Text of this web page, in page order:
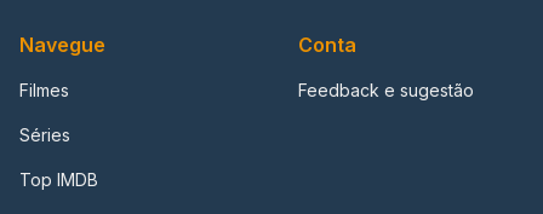
Navegue
Filmes
Séries
Top IMDB
Conta
Feedback e sugestão